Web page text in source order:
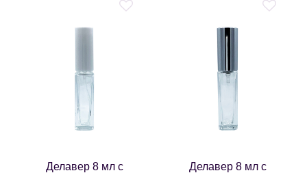
Делавер 8 мл с
Делавер 8 мл с